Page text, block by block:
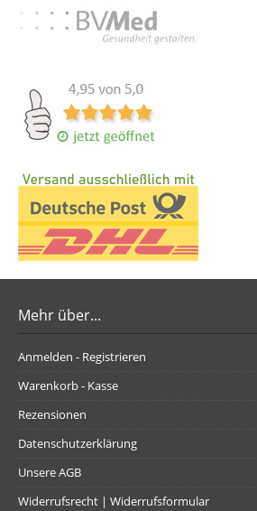
Mehr über...
Anmelden - Registrieren
Warenkorb - Kasse
Rezensionen
Datenschutzerklärung
Unsere AGB
Widerrufsrecht | Widerrufsformular